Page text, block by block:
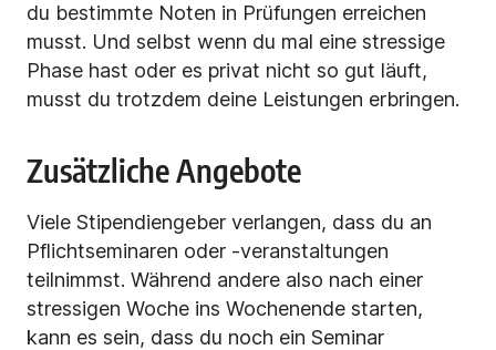
du bestimmte Noten in Prüfungen erreichen
musst. Und selbst wenn du mal eine stressige
Phase hast oder es privat nicht so gut läuft,
musst du trotzdem deine Leistungen erbringen.
Zusätzliche Angebote
Viele Stipendiengeber verlangen, dass du an
Pflichtseminaren oder -veranstaltungen
teilnimmst. Während andere also nach einer
stressigen Woche ins Wochenende starten,
kann es sein, dass du noch ein Seminar